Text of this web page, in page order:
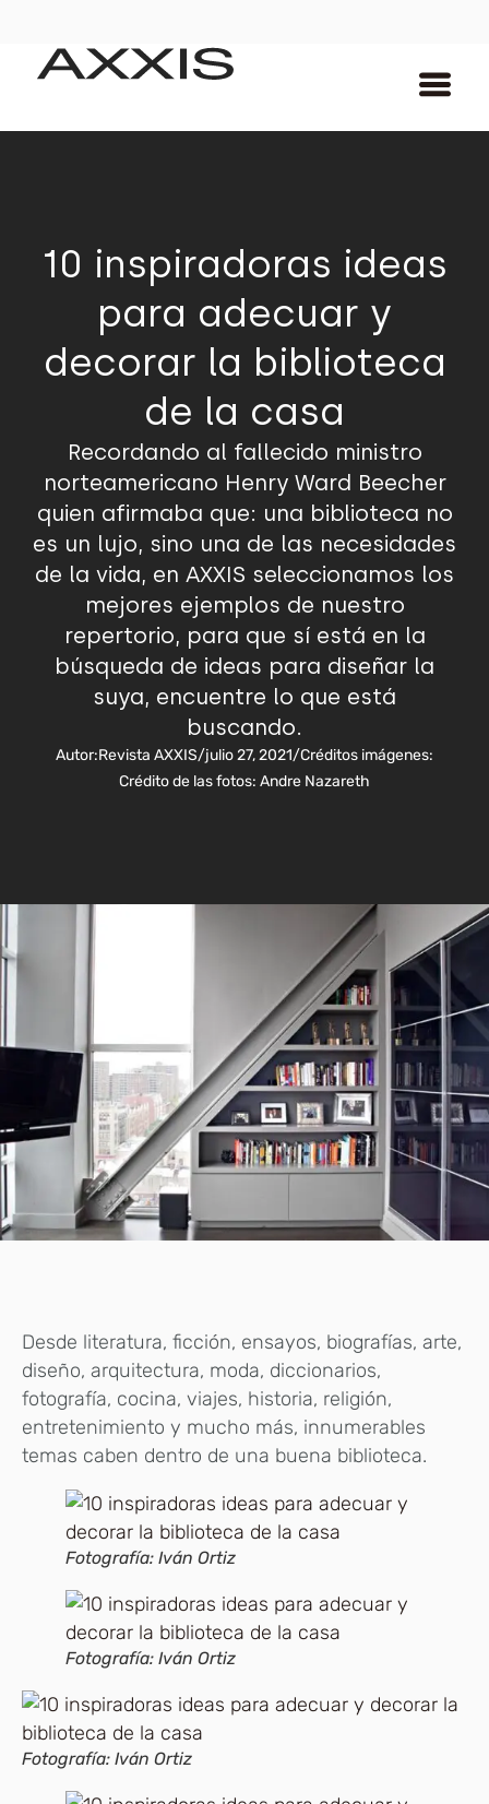
10 inspiradoras ideas
para adecuar y
decorar la biblioteca
de la casa
Recordando al fallecido ministro
norteamericano Henry Ward Beecher
quien afirmaba que: una biblioteca no
es un lujo, sino una de las necesidades
de la vida, en AXXIS seleccionamos los
mejores ejemplos de nuestro
repertorio, para que sí está en la
búsqueda de ideas para diseñar la
suya, encuentre lo que está
buscando.
Autor:Revista AXXIS/julio 27, 2021/Créditos imágenes:
Crédito de las fotos: Andre Nazareth
Desde literatura, ficción, ensayos, biografías, arte,
diseño, arquitectura, moda, diccionarios,
fotografía, cocina, viajes, historia, religión,
entretenimiento y mucho más, innumerables
temas caben dentro de una buena biblioteca.
Fotografía: Iván Ortiz
Fotografía: Iván Ortiz
Fotografía: Iván Ortiz